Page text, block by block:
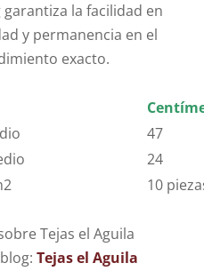
la facilidad en
y permanencia en el
exacto.
47
24
10
Tejas el Aguila
Tejas el Aguila